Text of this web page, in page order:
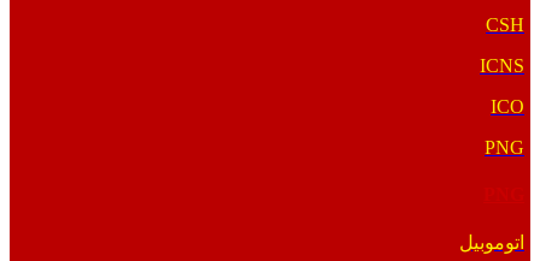
CSH
ICNS
ICO
PNG
اتوموبیل